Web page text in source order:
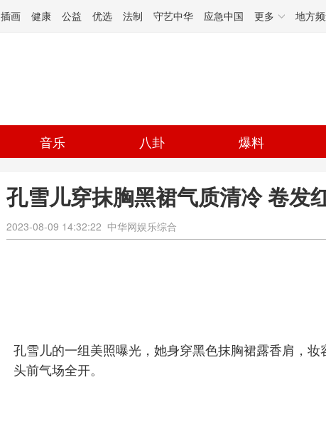
插画 健康 公益 优选 法制 守艺中华 应急中国 更多 地方
音乐 八卦 爆料
孔雪儿穿抹胸黑裙气质清冷 卷发
2023-08-09 14:32:22 中华网娱乐综合
孔雪儿的一组美照曝光，她身穿黑色抹胸裙露香肩，
头前气场全开。